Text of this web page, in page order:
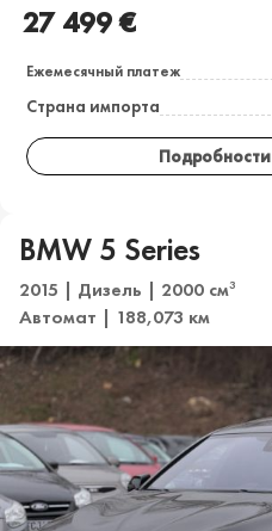
27 499 €
Ежемесячный платеж
Страна импорта
Подробности
BMW 5 Series
2015 | Дизель | 2000 см3
Автомат | 188,073 км